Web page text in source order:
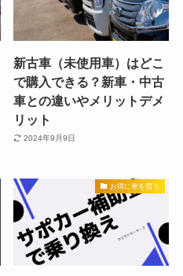
新古車（未使用車）はどこ
で購入できる？新車・中古
車との違いやメリットデメ
リット
2024年9月9日
お得に車を買う